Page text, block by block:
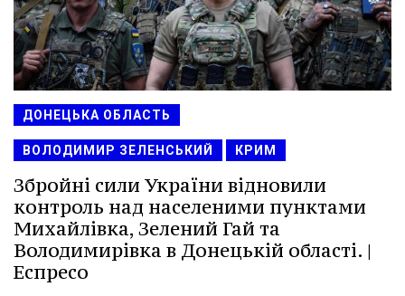
ДОНЕЦЬКА ОБЛАСТЬ
ВОЛОДИМИР ЗЕЛЕНСЬКИЙ КРИМ
Збройні сили України відновили
контроль над населеними пунктами
Михайлівка, Зелений Гай та
Володимирівка в Донецькій області. |
Еспресо